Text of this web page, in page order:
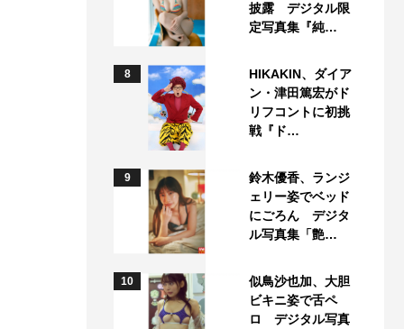
披露 デジタル限
定写真集『純…
8
HIKAKIN、ダイア
ン・津田篤宏がド
リフコントに初挑
戦『ド…
9
鈴木優香、ランジ
ェリー姿でベッド
にごろん デジタ
ル写真集「艶…
10
似鳥沙也加、大胆
ビキニ姿で舌ペ
ロ デジタル写真